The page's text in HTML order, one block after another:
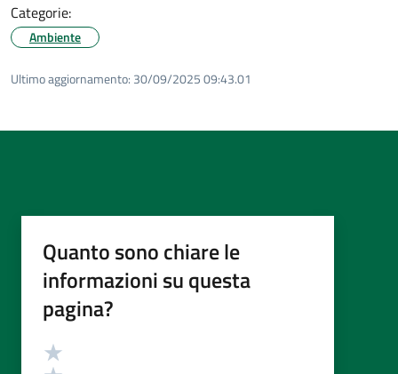
Categorie:
Ambiente
Ultimo aggiornamento: 30/09/2025 09:43.01
Quanto sono chiare le
informazioni su questa
pagina?
Valutazione